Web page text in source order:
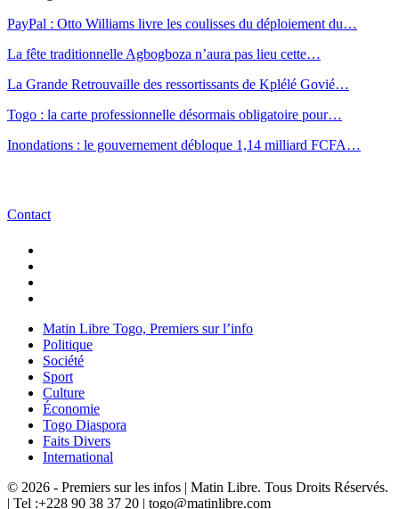
PayPal : Otto Williams livre les coulisses du déploiement du…
La fête traditionnelle Agbogboza n’aura pas lieu cette…
La Grande Retrouvaille des ressortissants de Kplélé Govié…
Togo : la carte professionnelle désormais obligatoire pour…
Inondations : le gouvernement débloque 1,14 milliard FCFA…
Contact
Matin Libre Togo, Premiers sur l’info
Politique
Société
Sport
Culture
Économie
Togo Diaspora
Faits Divers
International
© 2026 - Premiers sur les infos | Matin Libre. Tous Droits Réservés.
| Tel :+228 90 38 37 20 | togo@matinlibre.com